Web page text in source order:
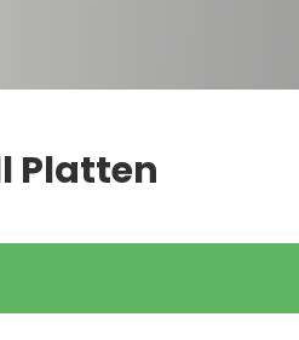
Platten